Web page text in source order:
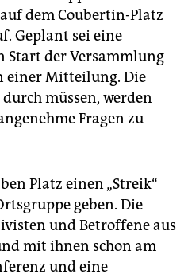
dem Coubertin-Platz
Geplant sei eine
Start der Versammlung
einer Mitteilung. Die
müssen, werden
Fragen zu
Platz einen „Streik“
geben. Die
und Betroffene aus
mit ihnen schon am
und eine